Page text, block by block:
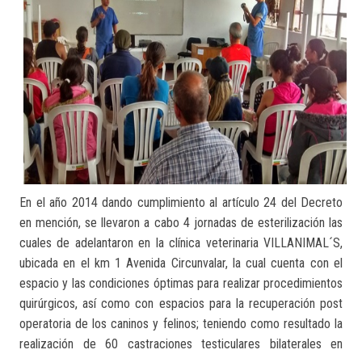
En el año 2014 dando cumplimiento al artículo 24 del Decreto
en mención, se llevaron a cabo 4 jornadas de esterilización las
cuales de adelantaron en la clínica veterinaria VILLANIMAL´S,
ubicada en el km 1 Avenida Circunvalar, la cual cuenta con el
espacio y las condiciones óptimas para realizar procedimientos
quirúrgicos, así como con espacios para la recuperación post
operatoria de los caninos y felinos; teniendo como resultado la
realización de 60 castraciones testiculares bilaterales en